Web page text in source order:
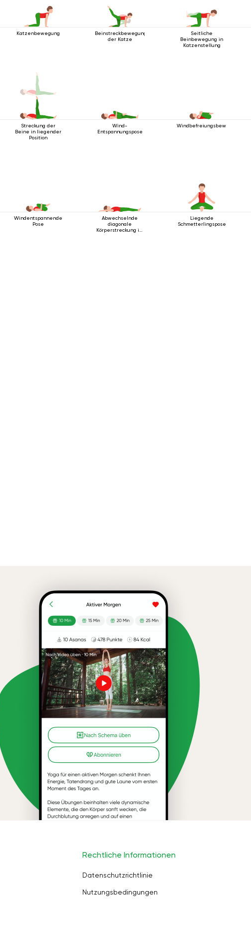
Katzenbewegung
Beinstreckbewegung
der Katze
Seitliche
Beinbewegung in
Katzenstellung
Streckung der
Beine in liegender
Position
Wind-
Entspannungspose
Windbefreiungsbewegung
Windentspannende
Pose
Abwechselnde
diagonale
Körperstreckung im
Liegende
Schmetterlingspose
Rechtliche Informationen
Datenschutzrichtlinie
Nutzungsbedingungen